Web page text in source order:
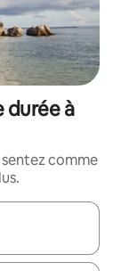
durée à
comme
vers le